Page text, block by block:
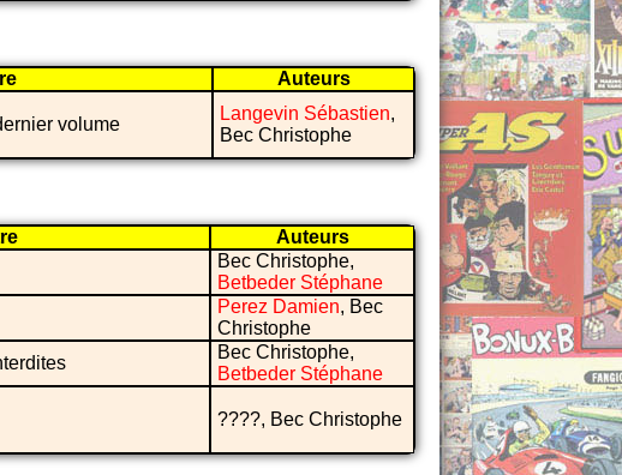
Auteurs
volume
Langevin Sébastien,
Bec Christophe
Auteurs
Bec Christophe,
Betbeder Stéphane
Perez Damien, Bec
Christophe
Bec Christophe,
Betbeder Stéphane
????, Bec Christophe